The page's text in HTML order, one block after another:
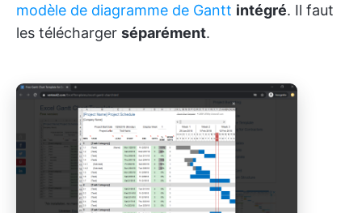
modèle de diagramme de Gantt intégré. Il faut
les télécharger séparément.